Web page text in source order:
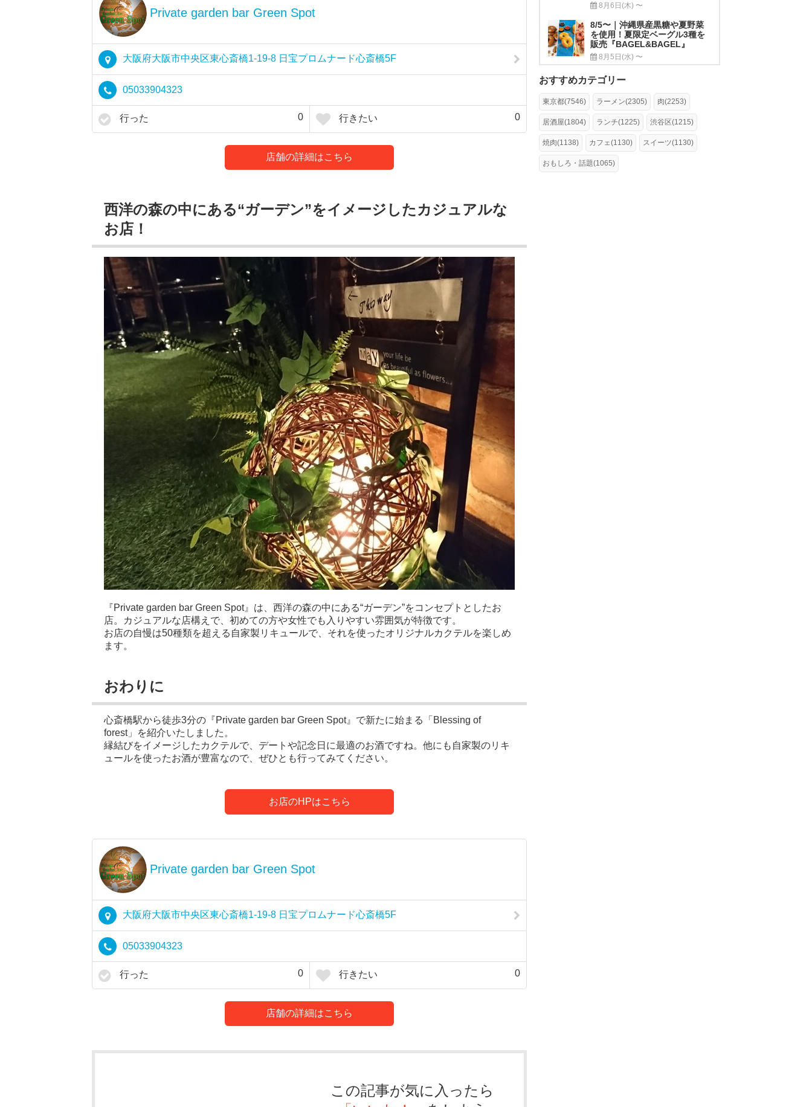
Private garden bar Green Spot
大阪府大阪市中央区東心斎橋1-19-8 日宝プロムナード心斎橋5F
05033904323
行った 0 行きたい 0
店舗の詳細はこちら
西洋の森の中にある“ガーデン”をイメージしたカジュアルな
お店！
『Private garden bar Green Spot』は、西洋の森の中にある“ガーデン”をコンセプトとしたお
店。カジュアルな店構えで、初めての方や女性でも入りやすい雰囲気が特徴です。
お店の自慢は50種類を超える自家製リキュールで、それを使ったオリジナルカクテルを楽しめ
ます。
おわりに
心斎橋駅から徒歩3分の『Private garden bar Green Spot』で新たに始まる「Blessing of
forest」を紹介いたしました。
縁結びをイメージしたカクテルで、デートや記念日に最適のお酒ですね。他にも自家製のリキ
ュールを使ったお酒が豊富なので、ぜひとも行ってみてください。
お店のHPはこちら
Private garden bar Green Spot
大阪府大阪市中央区東心斎橋1-19-8 日宝プロムナード心斎橋5F
05033904323
行った 0 行きたい 0
店舗の詳細はこちら
この記事が気に入ったら
8月6日(木) 〜
8/5〜｜沖縄県産黒糖や夏野菜
を使用！夏限定ベーグル3種を
販売『BAGEL&BAGEL』
8月5日(水) 〜
おすすめカテゴリー
東京都(7546) ラーメン(2305) 肉(2253)
居酒屋(1804) ランチ(1225) 渋谷区(1215)
焼肉(1138) カフェ(1130) スイーツ(1130)
おもしろ・話題(1065)